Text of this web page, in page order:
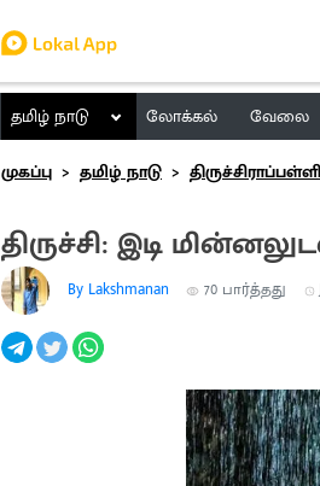
தமிழ் நாடு லோக்கல் வேலை
முகப்பு
தமிழ் நாடு திருச்சிராப்பள்ளி
திருச்சி: இடி
By Lakshmanan 70 பார்த்தது